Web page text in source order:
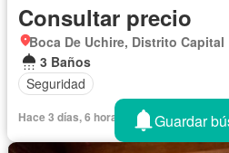
Consultar precio
Boca De Uchire, Distrito Capital
3 Baños
Seguridad
Hace 3 días, 6 horas Guardar